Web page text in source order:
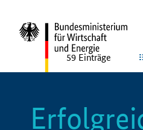
59 Einträge